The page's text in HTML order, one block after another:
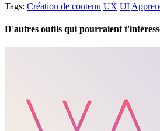
Tags: Création de contenu UX UI
D'autres outils qui pourraient